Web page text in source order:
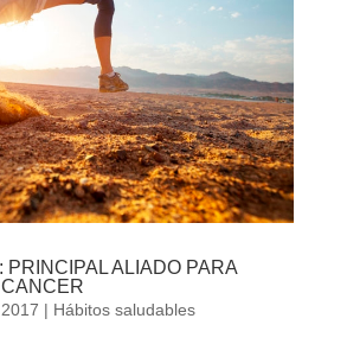
PRINCIPAL ALIADO PARA
| Hábitos saludables